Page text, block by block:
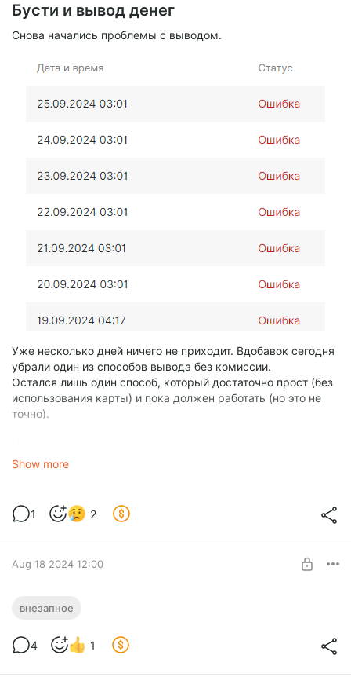
Бусти и вывод денег
Снова начались проблемы с выводом.
Уже несколько дней ничего не приходит. Вдобавок сегодня
убрали один из способов вывода без комиссии.
Остался лишь один способ, который достаточно прост (без
использования карты) и пока должен работать (но это не
точно).
конце своей подписки тут можно перейти в нашу группу
вконтакте и стать доном там, это тоже самое что и тут.
Show more
1 2
Aug 18 2024 12:00
О площадках
внезапное
4 1